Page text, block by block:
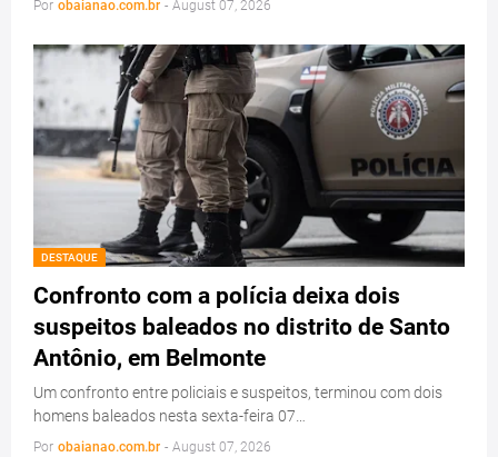
Por obaianao.com.br - August 07, 2026
DESTAQUE
Confronto com a polícia deixa dois
suspeitos baleados no distrito de Santo
Antônio, em Belmonte
Um confronto entre policiais e suspeitos, terminou com dois
homens baleados nesta sexta-feira 07…
Por obaianao.com.br - August 07, 2026